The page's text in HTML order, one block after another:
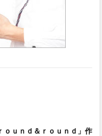
ｏｕｎｄ＆ｒｏｕｎｄ」作